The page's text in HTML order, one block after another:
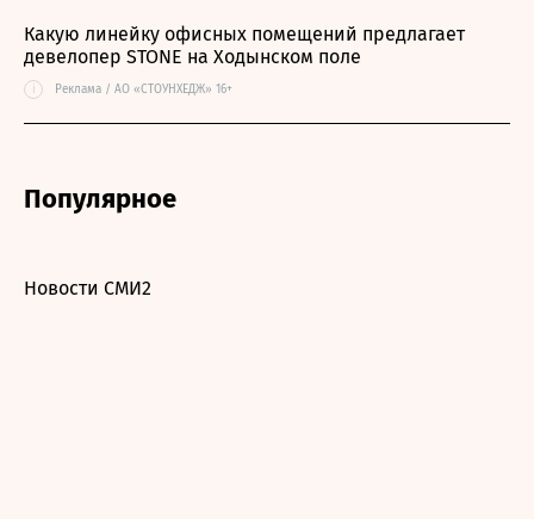
Какую линейку офисных помещений предлагает
девелопер STONE на Ходынском поле
i Реклама / АО «СТОУНХЕДЖ» 16+
Популярное
Новости СМИ2